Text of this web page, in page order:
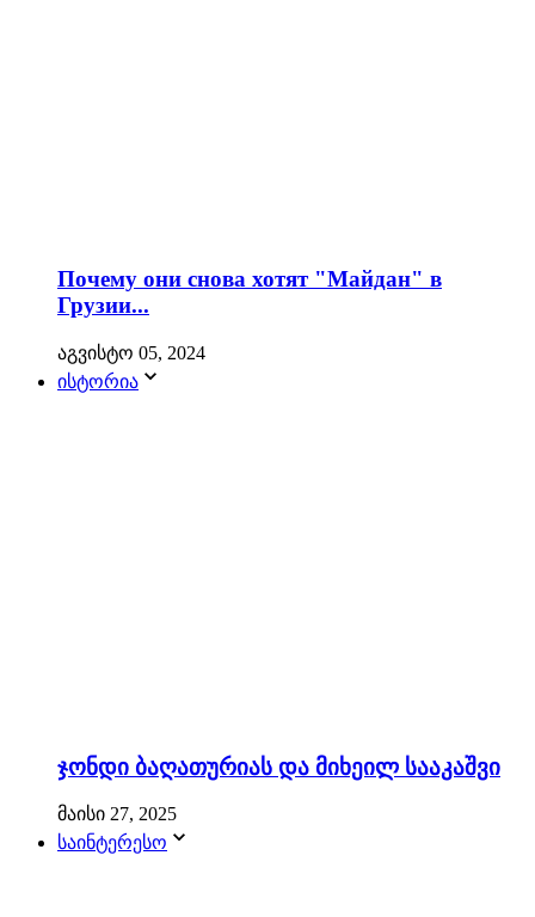
Почему они снова хотят "Майдан" в
Грузии...
აგვისტო 05, 2024
ისტორია
ჯონდი ბაღათურიას და მიხეილ სააკაშვი
მაისი 27, 2025
საინტერესო